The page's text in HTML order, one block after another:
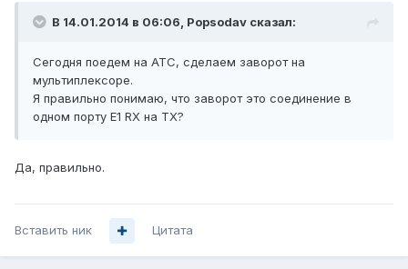
В 14.01.2014 в 06:06, Popsodav сказал:
Сегодня поедем на АТС, сделаем заворот на
мультиплексоре.
Я правильно понимаю, что заворот это соединение в
одном порту Е1 RX на TX?
Да, правильно.
Вставить ник Цитата